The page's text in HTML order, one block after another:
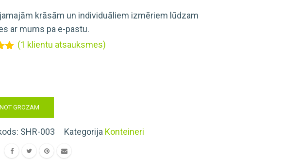
krāsām un individuāliem izmēriem lūdzam
ar mums pa e-pastu.
(1 klientu atsauksmes)
GROZAM
SHR-003 Kategorija Konteineri